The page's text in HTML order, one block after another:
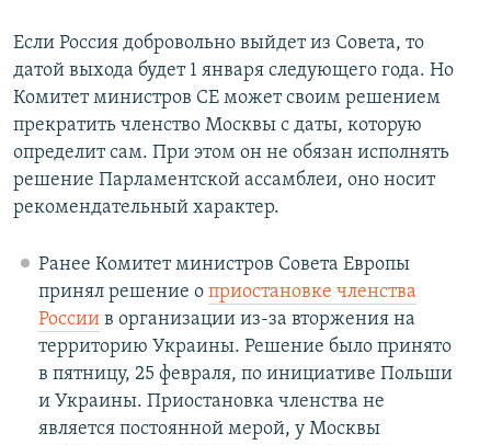
Если Россия добровольно выйдет из Совета, то
датой выхода будет 1 января следующего года. Но
Комитет министров СЕ может своим решением
прекратить членство Москвы с даты, которую
определит сам. При этом он не обязан исполнять
решение Парламентской ассамблеи, оно носит
рекомендательный характер.
Ранее Комитет министров Совета Европы
принял решение о приостановке членства
Россиив организации из-за вторжения на
территорию Украины. Решение было принято
в пятницу, 25 февраля, по инициативе Польши
и Украины. Приостановка членства не
является постоянной мерой, у Москвы